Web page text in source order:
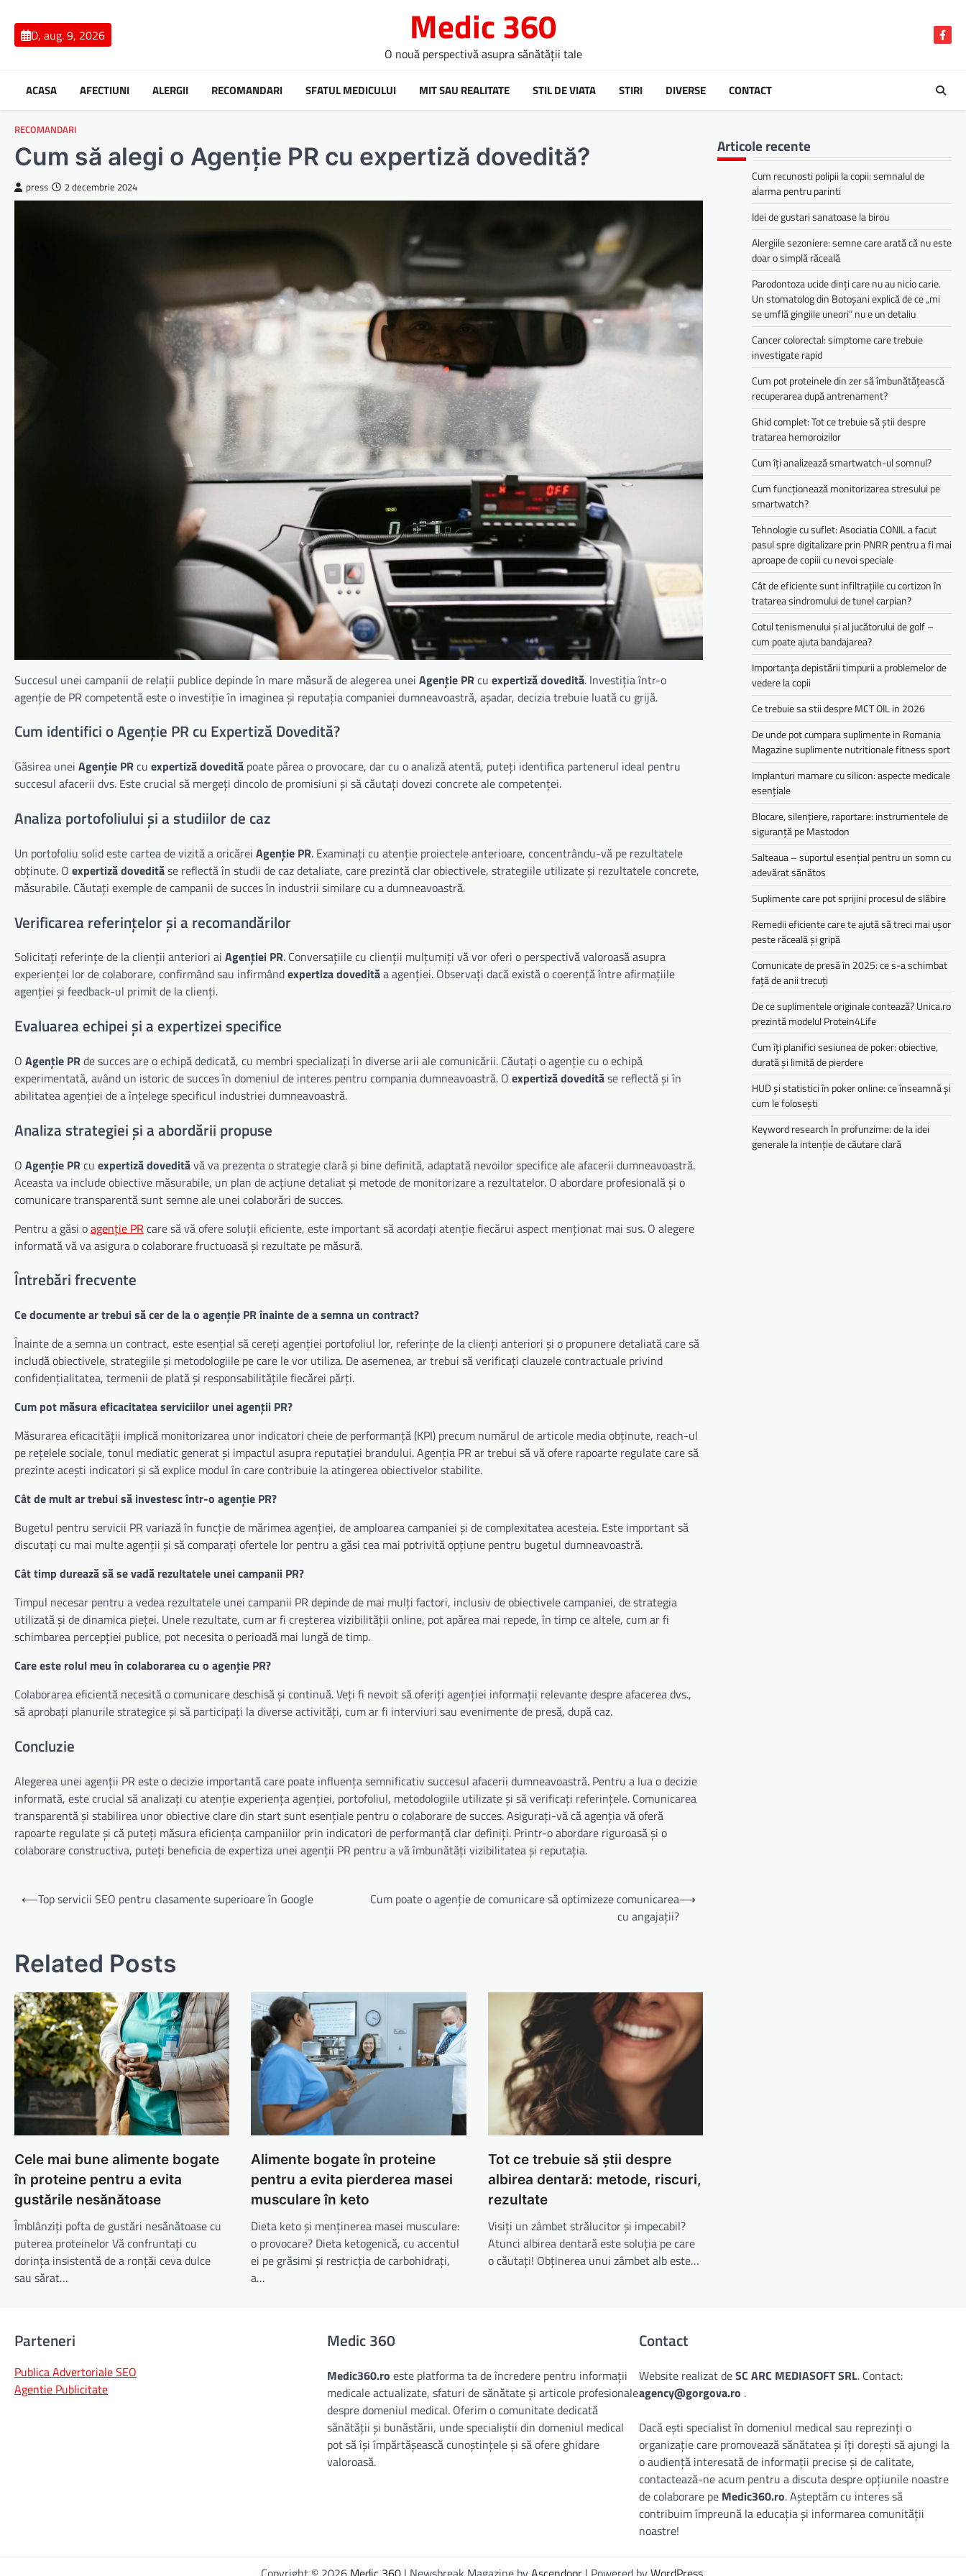
contentD, aug. 9, 2026 Medic 360
O nouă perspectivă asupra sănătății tale
ACASA AFECTIUNI ALERGII RECOMANDARI SFATUL MEDICULUI MIT SAU REALITATE STIL DE VIATA STIRI DIVERSE CONTACT
RECOMANDARI
Cum să alegi o Agenție PR cu expertiză dovedită?
press 2 decembrie 2024
Succesul unei campanii de relații publice depinde în mare măsură de alegerea unei Agenție PRcu expertiză dovedită. Investiția într-o
agenție de PR competentă este o investiție în imaginea și reputația companiei dumneavoastră, așadar, decizia trebuie luată cu grijă.
Cum identifici o Agenție PR cu Expertiză Dovedită?
Găsirea unei Agenție PRcu expertiză dovedită poate părea o provocare, dar cu o analiză atentă, puteți identifica partenerul ideal pentru
succesul afacerii dvs. Este crucial să mergeți dincolo de promisiuni și să căutați dovezi concrete ale competenței.
Analiza portofoliului și a studiilor de caz
Un portofoliu solid este cartea de vizită a oricărei Agenție PR. Examinați cu atenție proiectele anterioare, concentrându-vă pe rezultatele
obținute. O expertiză dovedităse reflectă în studii de caz detaliate, care prezintă clar obiectivele, strategiile utilizate și rezultatele concrete,
măsurabile. Căutați exemple de campanii de succes în industrii similare cu a dumneavoastră.
Verificarea referințelor și a recomandărilor
Solicitați referințe de la clienții anteriori ai Agenției PR. Conversațiile cu clienții mulțumiți vă vor oferi o perspectivă valoroasă asupra
experienței lor de colaborare, confirmând sau infirmândexpertiza dovedităa agenției. Observați dacă există o coerență între afirmațiile
agenției și feedback-ul primit de la clienți.
Evaluarea echipei și a expertizei specifice
O Agenție PRde succes are o echipă dedicată, cu membri specializați în diverse arii ale comunicării. Căutați o agenție cu o echipă
experimentată, având un istoric de succes în domeniul de interes pentru compania dumneavoastră. O expertiză dovedităse reflectă și în
abilitatea agenției de a înțelege specificul industriei dumneavoastră.
Analiza strategiei și a abordării propuse
O Agenție PRcu expertiză dovedităvă va prezenta o strategie clară și bine definită, adaptată nevoilor specifice ale afacerii dumneavoastră.
Aceasta va include obiective măsurabile, un plan de acțiune detaliat și metode de monitorizare a rezultatelor. O abordare profesională și o
comunicare transparentă sunt semne ale unei colaborări de succes.
Pentru a găsi oagenție PR care să vă ofere soluții eficiente, este important să acordați atenție fiecărui aspect menționat mai sus. O alegere
informată vă va asigura o colaborare fructuoasă și rezultate pe măsură.
Întrebări frecvente
Ce documente ar trebui să cer de la o agenție PR înainte de a semna un contract?
Înainte de a semna un contract, este esențial să cereți agenției portofoliul lor, referințe de la clienți anteriori și o propunere detaliată care să
includă obiectivele, strategiile și metodologiile pe care le vor utiliza. De asemenea, ar trebui să verificați clauzele contractuale privind
confidențialitatea, termenii de plată și responsabilitățile fiecărei părți.
Cum pot măsura eficacitatea serviciilor unei agenții PR?
Măsurarea eficacității implică monitorizarea unor indicatori cheie de performanță (KPI) precum numărul de articole media obținute, reach-ul
pe rețelele sociale, tonul mediatic generat și impactul asupra reputației brandului. Agenția PR ar trebui să vă ofere rapoarte regulate care să
prezinte acești indicatori și să explice modul în care contribuie la atingerea obiectivelor stabilite.
Cât de mult ar trebui să investesc într-o agenție PR?
Bugetul pentru servicii PR variază în funcție de mărimea agenției, de amploarea campaniei și de complexitatea acesteia. Este important să
discutați cu mai multe agenții și să comparați ofertele lor pentru a găsi cea mai potrivită opțiune pentru bugetul dumneavoastră.
Cât timp durează să se vadă rezultatele unei campanii PR?
Timpul necesar pentru a vedea rezultatele unei campanii PR depinde de mai mulți factori, inclusiv de obiectivele campaniei, de strategia
utilizată și de dinamica pieței. Unele rezultate, cum ar fi creșterea vizibilității online, pot apărea mai repede, în timp ce altele, cum ar fi
schimbarea percepției publice, pot necesita o perioadă mai lungă de timp.
Care este rolul meu în colaborarea cu o agenție PR?
Colaborarea eficientă necesită o comunicare deschisă și continuă. Veți fi nevoit să oferiți agenției informații relevante despre afacerea dvs.,
să aprobați planurile strategice și să participați la diverse activități, cum ar fi interviuri sau evenimente de presă, după caz.
Concluzie
Alegerea unei agenții PR este o decizie importantă care poate influența semnificativ succesul afacerii dumneavoastră. Pentru a lua o decizie
informată, este crucial să analizați cu atenție experiența agenției, portofoliul, metodologiile utilizate și să verificați referințele. Comunicarea
transparentă și stabilirea unor obiective clare din start sunt esențiale pentru o colaborare de succes. Asigurați-vă că agenția vă oferă
rapoarte regulate și că puteți măsura eficiența campaniilor prin indicatori de performanță clar definiți. Printr-o abordare riguroasă și o
colaborare constructiva, puteți beneficia de expertiza unei agenții PR pentru a vă îmbunătăți vizibilitatea și reputația.
Navigare
⟵Top servicii SEO pentru clasamente superioare în Google
Cum poate o agenție de comunicare să optimizeze comunicarea
cu angajații?
⟶
Related Posts
Cele mai bune alimente bogate
în proteine pentru a evita
gustările nesănătoase
Îmblânziți pofta de gustări nesănătoase cu
puterea proteinelor Vă confruntați cu
dorința insistentă de a ronțăi ceva dulce
sau sărat…
Alimente bogate în proteine
pentru a evita pierderea masei
musculare în keto
Dieta keto și menținerea masei musculare:
o provocare? Dieta ketogenică, cu accentul
ei pe grăsimi și restricția de carbohidrați,
a…
Tot ce trebuie să știi despre
albirea dentară: metode, riscuri,
rezultate
Visiți un zâmbet strălucitor și impecabil?
Atunci albirea dentară este soluția pe care
o căutați! Obținerea unui zâmbet alb este…
Articole recente
Cum recunosti polipii la copii: semnalul de
alarma pentru parinti
Idei de gustari sanatoase la birou
Alergiile sezoniere: semne care arată că nu este
doar o simplă răceală
Parodontoza ucide dinți care nu au nicio carie.
Un stomatolog din Botoșani explică de ce „mi
se umflă gingiile uneori” nu e un detaliu
Cancer colorectal: simptome care trebuie
investigate rapid
Cum pot proteinele din zer să îmbunătățească
recuperarea după antrenament?
Ghid complet: Tot ce trebuie să știi despre
tratarea hemoroizilor
Cum îți analizează smartwatch-ul somnul?
Cum funcționează monitorizarea stresului pe
smartwatch?
Tehnologie cu suflet: Asociatia CONIL a facut
pasul spre digitalizare prin PNRR pentru a fi mai
aproape de copiii cu nevoi speciale
Cât de eficiente sunt infiltrațiile cu cortizon în
tratarea sindromului de tunel carpian?
Cotul tenismenului și al jucătorului de golf –
cum poate ajuta bandajarea?
Importanța depistării timpurii a problemelor de
vedere la copii
Ce trebuie sa stii despre MCT OIL in 2026
De unde pot cumpara suplimente in Romania
Magazine suplimente nutritionale fitness sport
Implanturi mamare cu silicon: aspecte medicale
esențiale
Blocare, silențiere, raportare: instrumentele de
siguranță pe Mastodon
Salteaua – suportul esențial pentru un somn cu
adevărat sănătos
Suplimente care pot sprijini procesul de slăbire
Remedii eficiente care te ajută să treci mai ușor
peste răceală și gripă
Comunicate de presă în 2025: ce s-a schimbat
față de anii trecuți
De ce suplimentele originale contează? Unica.ro
prezintă modelul Protein4Life
Cum îți planifici sesiunea de poker: obiective,
durată și limită de pierdere
HUD și statistici în poker online: ce înseamnă și
cum le folosești
Keyword research în profunzime: de la idei
generale la intenție de căutare clară
Parteneri
Publica Advertoriale SEO
Agentie Publicitate
Medic 360
Medic360.ro este platforma ta de încredere pentru informații
medicale actualizate, sfaturi de sănătate și articole profesionale
despre domeniul medical. Oferim o comunitate dedicată
sănătății și bunăstării, unde specialiștii din domeniul medical
pot să își împărtășească cunoștințele și să ofere ghidare
valoroasă.
Contact
Website realizat deSC ARC MEDIASOFT SRL. Contact:
agency@gorgova.ro .
Dacă ești specialist în domeniul medical sau reprezinți o
organizație care promovează sănătatea și îți dorești să ajungi la
o audiență interesată de informații precise și de calitate,
contactează-ne acum pentru a discuta despre opțiunile noastre
de colaborare pe Medic360.ro. Așteptăm cu interes să
contribuim împreună la educația și informarea comunității
noastre!